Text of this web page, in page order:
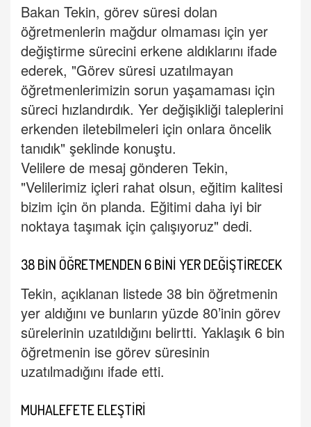
Bakan Tekin, görev süresi dolan
öğretmenlerin mağdur olmaması için yer
değiştirme sürecini erkene aldıklarını ifade
ederek, "Görev süresi uzatılmayan
öğretmenlerimizin sorun yaşamaması için
süreci hızlandırdık. Yer değişikliği taleplerini
erkenden iletebilmeleri için onlara öncelik
tanıdık" şeklinde konuştu.
Velilere de mesaj gönderen Tekin,
"Velilerimiz içleri rahat olsun, eğitim kalitesi
bizim için ön planda. Eğitimi daha iyi bir
noktaya taşımak için çalışıyoruz" dedi.
38 BİN ÖĞRETMENDEN 6 BİNİ YER DEĞİŞTİRECEK
Tekin, açıklanan listede 38 bin öğretmenin
yer aldığını ve bunların yüzde 80’inin görev
sürelerinin uzatıldığını belirtti. Yaklaşık 6 bin
öğretmenin ise görev süresinin
uzatılmadığını ifade etti.
MUHALEFETE ELEŞTİRİ